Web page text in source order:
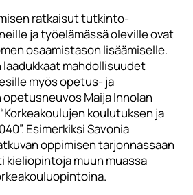
ratkaisut tutkinto-
ja työelämässä oleville ovat
osaamistason lisäämiselle.
mahdollisuudet
myös opetus- ja
Maija Innolan
koulutuksen ja
Esimerkiksi Savonia
oppimisen tarjonnassaan
muun muassa